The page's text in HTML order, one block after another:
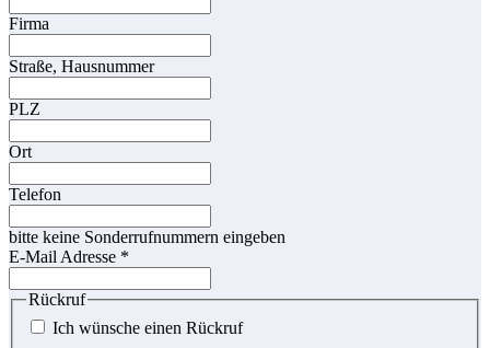
Firma
Straße, Hausnummer
PLZ
Ort
Telefon
bitte keine Sonderrufnummern eingeben
E-Mail Adresse *
Rückruf
Ich wünsche einen Rückruf